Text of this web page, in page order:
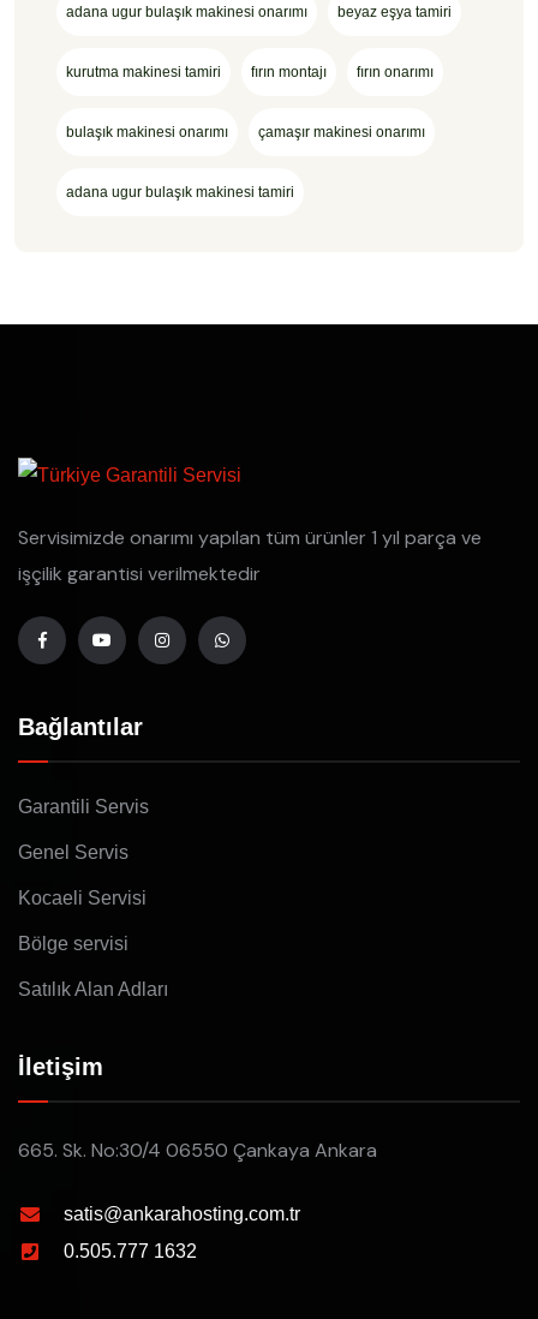
adana ugur bulaşık makinesi onarımı beyaz eşya tamiri
kurutma makinesi tamiri fırın montajı fırın onarımı
bulaşık makinesi onarımı çamaşır makinesi onarımı
adana ugur bulaşık makinesi tamiri
Servisimizde onarımı yapılan tüm ürünler 1 yıl parça ve
işçilik garantisi verilmektedir
Bağlantılar
Garantili Servis
Genel Servis
Kocaeli Servisi
Bölge servisi
Satılık Alan Adları
İletişim
665. Sk. No:30/4 06550 Çankaya Ankara
satis@ankarahosting.com.tr
0.505.777 1632